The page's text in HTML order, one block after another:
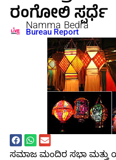
ರಂಗೋಲಿ ಸ್ಪರ್ಧೆ
Namma Bedra
Bureau Report
ಸಮಾಜ ಮಂದಿರ ಸಭಾ ಮತ್ತು